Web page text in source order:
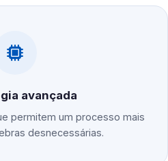
avançada
permitem um processo mais
desnecessárias.